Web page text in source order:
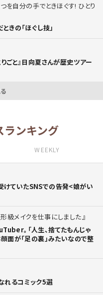
を自分の手でときほぐす! ひとり
きの「ほぐし技」
ごと』日向夏さんが歴史ツアー
ランキング
WEEKLY
けていたSNSでの告発<娘がい
級メイクを仕事にしました
。「人生、捨てたもんじゃ
面が「足の裏」みたいなので整
れるコミック5選